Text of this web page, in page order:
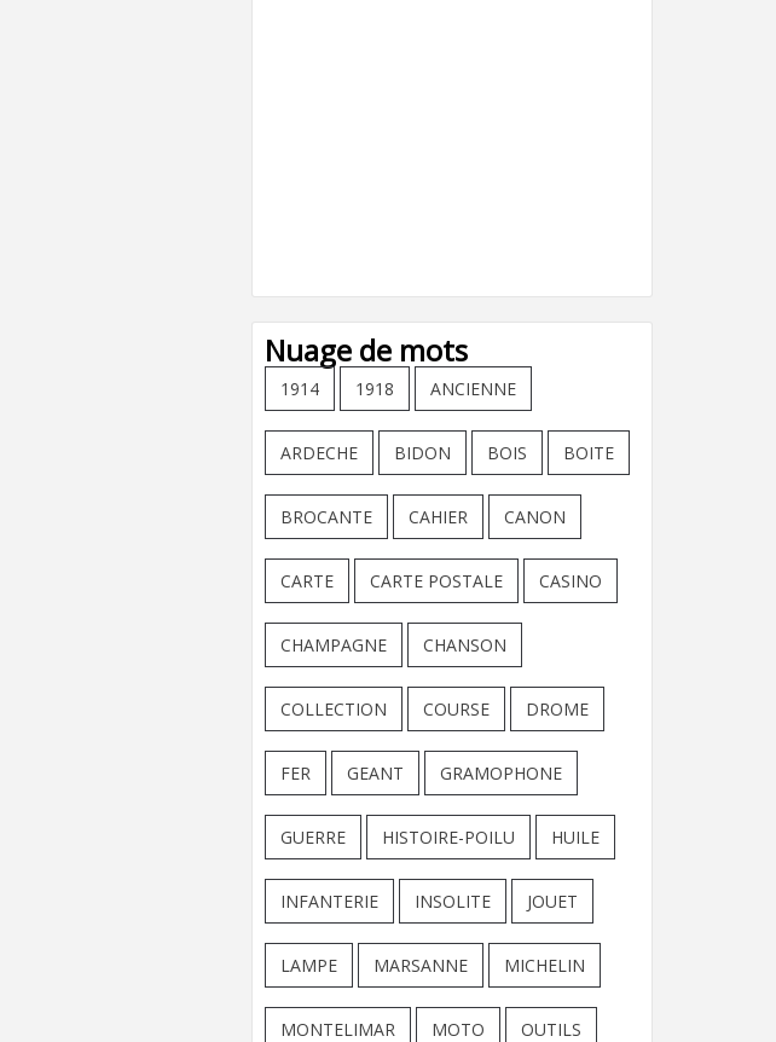
Nuage de mots
1914 1918 ANCIENNE
ARDECHE BIDON BOIS BOITE
BROCANTE CAHIER CANON
CARTE CARTE POSTALE CASINO
CHAMPAGNE CHANSON
COLLECTION COURSE DROME
FER GEANT GRAMOPHONE
GUERRE HISTOIRE-POILU HUILE
INFANTERIE INSOLITE JOUET
LAMPE MARSANNE MICHELIN
MONTELIMAR MOTO OUTILS